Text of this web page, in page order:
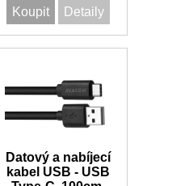
Koupit
Detaily
Datový a nabíjecí
kabel USB - USB